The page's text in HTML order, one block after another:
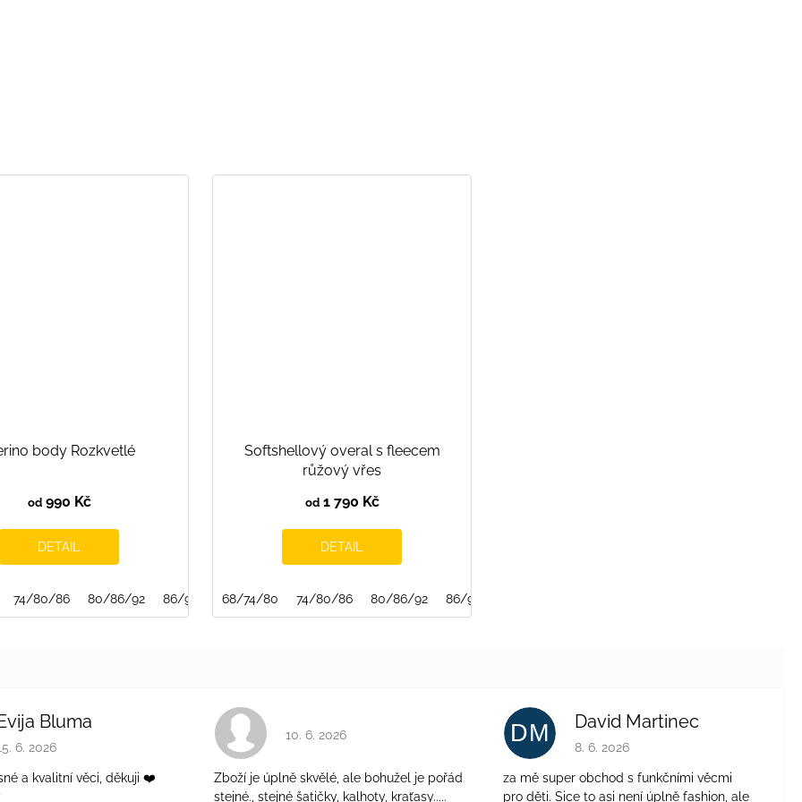
body Rozkvetlé
od990 Kč
DETAIL
74/80/86 80/86/92 86/92/98
Softshellový overal s fleecem
růžový vřes
od1 790 Kč
DETAIL
68/74/80 74/80/86 80/86/92 86/92/98
Bluma
obchodu je 5 z 5 hvězdiček.
6. 2026
a kvalitní věci, děkuji ❤️
Hodnocení obchodu je 4 z 5 hvězdiček.
10. 6. 2026
Zboží je úplně skvělé, ale bohužel je pořád
stejné., stejné šatičky, kalhoty, kraťasy.....
DM David Martinec
Hodnocení obchodu je 5 z 5 hvězdiček.
8. 6. 2026
za mě super obchod s funkčními věcmi
pro děti. Sice to asi není úplně fashion, ale